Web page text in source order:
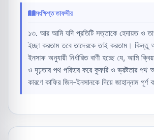
সংক্ষিপ্ত তাফসীর
১৩. আর আমি যদি প্রতিটি সত্তাকে হেদায়ত ও
ইচ্ছা করতাম তবে তাদেরকে তাই করতাম। কিন্তু
ইনসাফ অনুযায়ী নির্ধারিত বাণী হচ্ছে যে, আমি
ও দৃঢ়তার পথ পরিহার করে কুফরি ও ভ্রষ্টতার পথ
কারণে কাফির জিন-ইনসানকে দিয়ে জাহান্নাম পূর্ণ